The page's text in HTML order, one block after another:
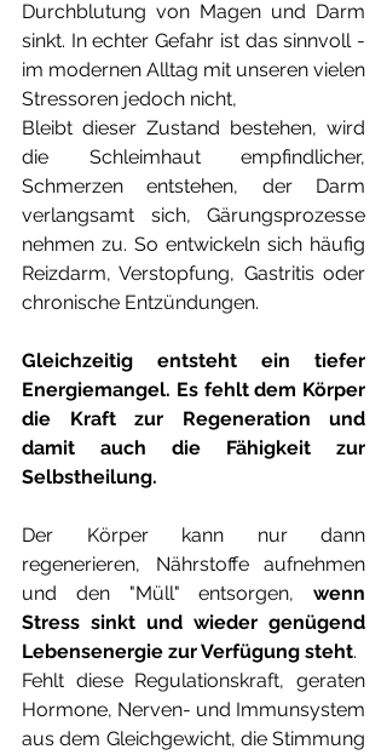
Durchblutung von Magen und Darm
sinkt. In echter Gefahr ist das sinnvoll -
im modernen Alltag mit unseren vielen
Stressoren jedoch nicht,
Bleibt dieser Zustand bestehen, wird
die Schleimhaut empfindlicher,
Schmerzen entstehen, der Darm
verlangsamt sich, Gärungsprozesse
nehmen zu. So entwickeln sich häufig
Reizdarm, Verstopfung, Gastritis oder
chronische Entzündungen.
Gleichzeitig entsteht ein tiefer
Energiemangel. Es fehlt dem Körper
die Kraft zur Regeneration und
damit auch die Fähigkeit zur
Selbstheilung.
Der Körper kann nur dann
regenerieren, Nährstoffe aufnehmen
und den "Müll" entsorgen, wenn
Stress sinkt und wieder genügend
Lebensenergie zur Verfügung steht.
Fehlt diese Regulationskraft, geraten
Hormone, Nerven- und Immunsystem
aus dem Gleichgewicht, die Stimmung